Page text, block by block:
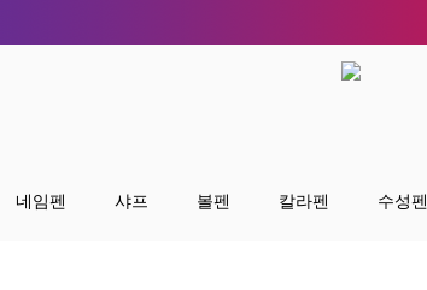
네임펜 샤프 볼펜 칼라펜 수성펜